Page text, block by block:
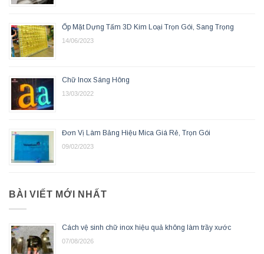
Ốp Mặt Dựng Tấm 3D Kim Loại Trọn Gói, Sang Trọng
14/06/2023
Chữ Inox Sáng Hông
13/03/2022
Đơn Vị Làm Bảng Hiệu Mica Giá Rẻ, Trọn Gói
09/02/2023
BÀI VIẾT MỚI NHẤT
Cách vệ sinh chữ inox hiệu quả không làm trầy xước
07/08/2026